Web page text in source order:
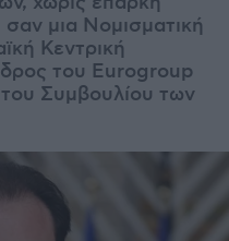
σαν μια Νομισματική
Κεντρική
του Eurogroup
Συμβουλίου των